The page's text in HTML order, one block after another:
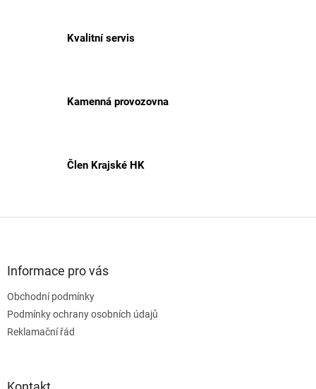
Kvalitní servis
Kamenná provozovna
Člen Krajské HK
Informace pro vás
Obchodní podmínky
Podmínky ochrany osobních údajů
Reklamační řád